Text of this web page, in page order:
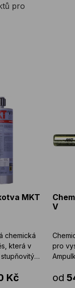
pro
MKT VMZ
MKT
chemická
která v
Kč
V
pro
od